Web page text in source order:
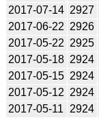
2017-07-14 2927
2017-06-22 2926
2017-05-22 2925
2017-05-18 2924
2017-05-15 2924
2017-05-12 2924
2017-05-11
2924